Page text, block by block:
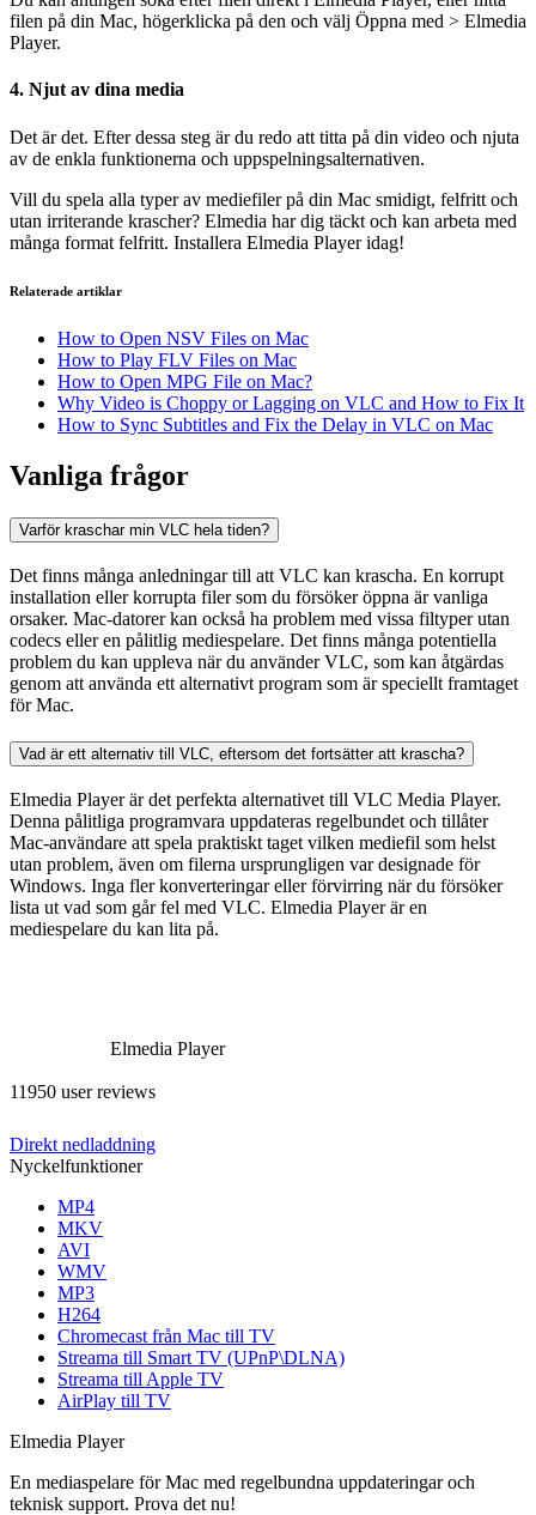
filen på din Mac, högerklicka på den och välj Öppna med > Elmedia
Player.
4. Njut av dina media
Det är det. Efter dessa steg är du redo att titta på din video och njuta
av de enkla funktionerna och uppspelningsalternativen.
Vill du spela alla typer av mediefiler på din Mac smidigt, felfritt och
utan irriterande krascher? Elmedia har dig täckt och kan arbeta med
många format felfritt. Installera Elmedia Player idag!
Relaterade artiklar
How to Open NSV Files on Mac
How to Play FLV Files on Mac
How to Open MPG File on Mac?
Why Video is Choppy or Lagging on VLC and How to Fix It
How to Sync Subtitles and Fix the Delay in VLC on Mac
Vanliga frågor
Varför kraschar min VLC hela tiden?
Det finns många anledningar till att VLC kan krascha. En korrupt
installation eller korrupta filer som du försöker öppna är vanliga
orsaker. Mac-datorer kan också ha problem med vissa filtyper utan
codecs eller en pålitlig mediespelare. Det finns många potentiella
problem du kan uppleva när du använder VLC, som kan åtgärdas
genom att använda ett alternativt program som är speciellt framtaget
för Mac.
Vad är ett alternativ till VLC, eftersom det fortsätter att krascha?
Elmedia Player är det perfekta alternativet till VLC Media Player.
Denna pålitliga programvara uppdateras regelbundet och tillåter
Mac-användare att spela praktiskt taget vilken mediefil som helst
utan problem, även om filerna ursprungligen var designade för
Windows. Inga fler konverteringar eller förvirring när du försöker
lista ut vad som går fel med VLC. Elmedia Player är en
mediespelare du kan lita på.
Elmedia Player
11950 user reviews
Direkt nedladdning
Nyckelfunktioner
MP4
MKV
AVI
WMV
MP3
H264
Chromecast från Mac till TV
Streama till Smart TV (UPnP\DLNA)
Streama till Apple TV
AirPlay till TV
Elmedia Player
En mediaspelare för Mac med regelbundna uppdateringar och
teknisk support. Prova det nu!